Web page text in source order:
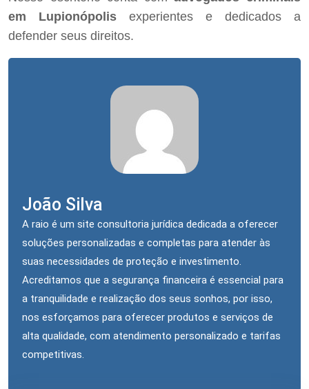
em Lupionópolis experientes e dedicados a
defender seus direitos.
João Silva
A raio é um site consultoria jurídica dedicada a oferecer
soluções personalizadas e completas para atender às
suas necessidades de proteção e investimento.
Acreditamos que a segurança financeira é essencial para
a tranquilidade e realização dos seus sonhos, por isso,
nos esforçamos para oferecer produtos e serviços de
alta qualidade, com atendimento personalizado e tarifas
competitivas.